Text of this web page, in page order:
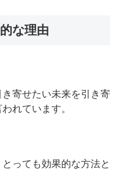
な理由
寄せたい未来を引き寄
れています。
っても効果的な方法と